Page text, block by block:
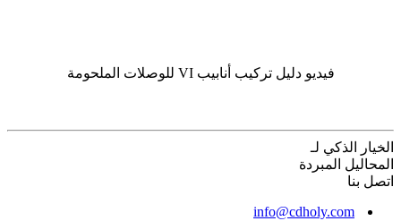
فيديو دليل تركيب أنابيب VI للوصلات الملحومة
الخيار الذكي لـ
المحاليل المبردة
اتصل بنا
info@cdholy.com